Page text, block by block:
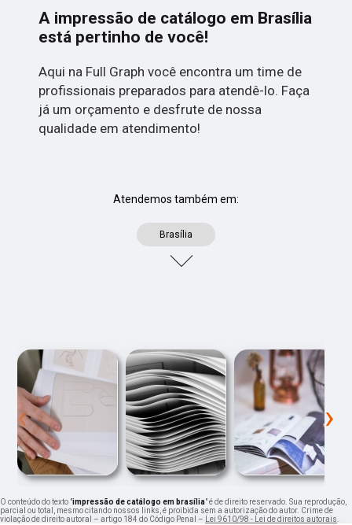
A impressão de catálogo em Brasília
está pertinho de você!
Aqui na Full Graph você encontra um time de
profissionais preparados para atendê-lo. Faça
já um orçamento e desfrute de nossa
qualidade em atendimento!
Atendemos também em:
Brasília
‹ ›
O conteúdo do texto "impressão de catálogo em brasília" é de direito reservado. Sua reprodução,
parcial ou total, mesmo citando nossos links, é proibida sem a autorização do autor. Crime de
violação de direito autoral – artigo 184 do Código Penal – Lei 9610/98 - Lei de direitos autorais.